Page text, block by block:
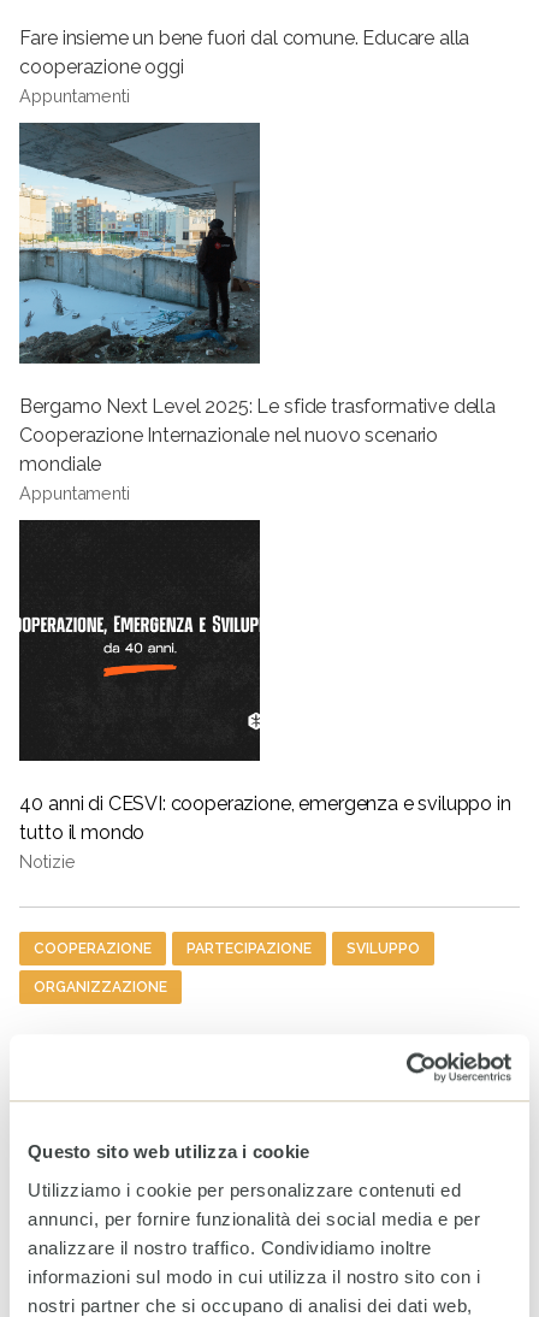
Questo sito web utilizza i cookie
Utilizziamo i cookie per personalizzare contenuti ed
annunci, per fornire funzionalità dei social media e per
analizzare il nostro traffico. Condividiamo inoltre
informazioni sul modo in cui utilizza il nostro sito con i
nostri partner che si occupano di analisi dei dati web,
Fare insieme un bene fuori dal comune. Educare alla
cooperazione oggi
Appuntamenti
Bergamo Next Level 2025: Le sfide trasformative della
Cooperazione Internazionale nel nuovo scenario
mondiale
Appuntamenti
40 anni di CESVI: cooperazione, emergenza e sviluppo in
tutto il mondo
Notizie
Tag
COOPERAZIONE PARTECIPAZIONE SVILUPPO
ORGANIZZAZIONE
un tetto alla speranza” con il
supporto informativo di Rai
Per la Sostenibilità – ESG
20 LUGLIO 2026
A Milano un nuovo spazio